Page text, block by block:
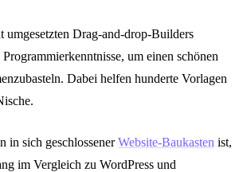
Drag-and-drop-Builders
um einen schönen
Dabei helfen hunderte Vorlagen
in sich geschlossenerWebsite-Baukasten ist,
im Vergleich zu WordPress und